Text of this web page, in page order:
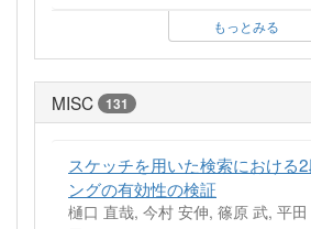
もっとみる
MISC 131
スケッチを用いた検索における
ングの有効性の検証
樋口 直哉, 今村 安伸, 篠原 武, 平